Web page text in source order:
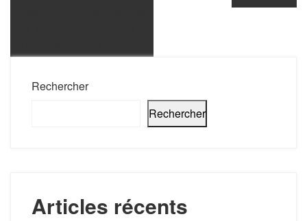
Rechercher
Rechercher
Articles récents